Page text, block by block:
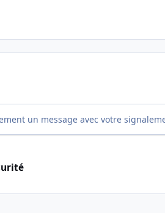
un message avec votre